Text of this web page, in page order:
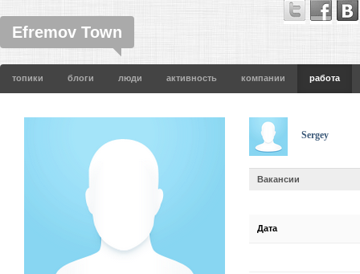
Efremov Town
топики блоги люди активность компании работа
Sergey
Вакансии
Дата